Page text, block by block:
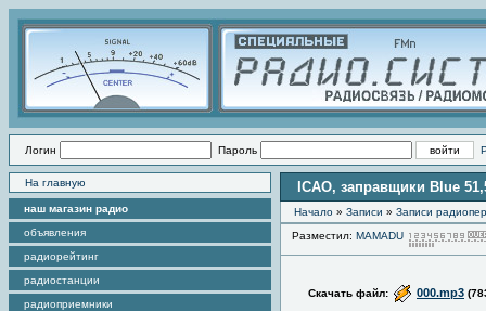
Логин Пароль
На главную
наш магазин радио
объявления
радиорейтинг
радиостанции
радиоприемники
ICAO, заправщики Blue
Начало » Записи » Записи
Разместил: MAMADU
Скачать файл: 000.mp3